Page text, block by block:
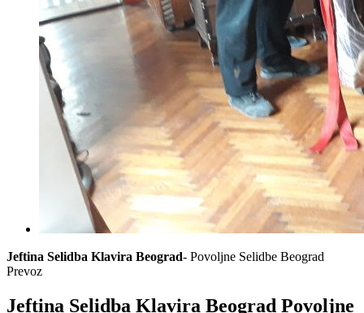
Jeftina Selidba Klavira Beograd- Povoljne Selidbe Beograd
Prevoz
Jeftina Selidba Klavira Beograd Povoljne